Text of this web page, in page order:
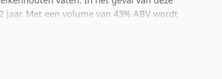
jaar. Met een volume van 43% ABV wordt
gebotteld. Puur of met een druppel